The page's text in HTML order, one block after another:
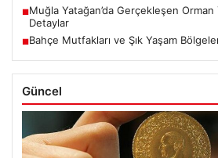
■Muğla Yatağan’da Gerçekleşen Orman
Detaylar
■Bahçe Mutfakları ve Şık Yaşam
Güncel